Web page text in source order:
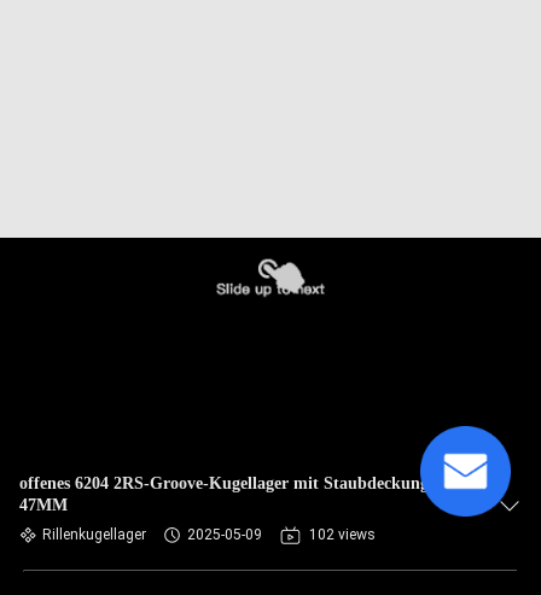
offenes 6204 2RS-Groove-Kugellager mit Staubdeckung OD
47MM
Rillenkugellager 2025-05-09 102 views